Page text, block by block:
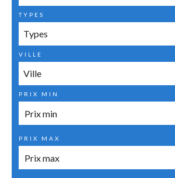
TYPES
Types
VILLE
Ville
PRIX MIN
PRIX MAX